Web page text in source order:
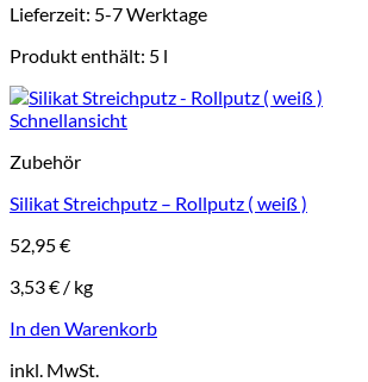
Lieferzeit: 5-7 Werktage
Produkt enthält: 5 l
Schnellansicht
Zubehör
Silikat Streichputz – Rollputz ( weiß )
52,95€
3,53€ / kg
In den Warenkorb
inkl. MwSt.